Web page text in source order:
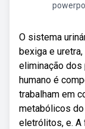
O sistema
bexiga e
eliminação dos
humano é
trabalham em
metabólicos
eletrólitos, e. A